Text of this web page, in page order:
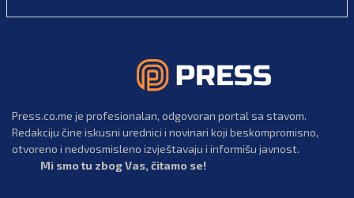
Press.co.me je profesionalan, odgovoran portal sa stavom.
Redakciju čine iskusni urednici i novinari koji beskompromisno,
otvoreno i nedvosmisleno izvještavaju i informišu javnost.
Mi smo tu zbog Vas, čitamo se!